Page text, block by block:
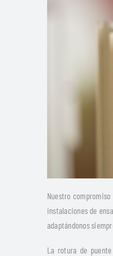
Nuestro
instalaciones de
adaptándonos
La rotura de